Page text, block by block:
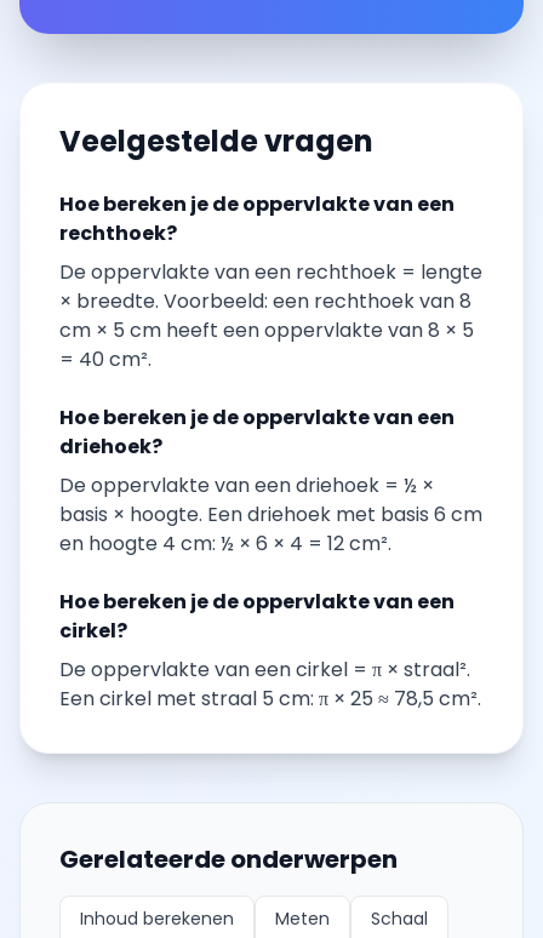
Veelgestelde vragen
Hoe bereken je de oppervlakte van een
rechthoek?
De oppervlakte van een rechthoek = lengte
× breedte. Voorbeeld: een rechthoek van 8
cm × 5 cm heeft een oppervlakte van 8 × 5
= 40 cm².
Hoe bereken je de oppervlakte van een
driehoek?
De oppervlakte van een driehoek = ½ ×
basis × hoogte. Een driehoek met basis 6 cm
en hoogte 4 cm: ½ × 6 × 4 = 12 cm².
Hoe bereken je de oppervlakte van een
cirkel?
De oppervlakte van een cirkel = π × straal².
Een cirkel met straal 5 cm: π × 25 ≈ 78,5 cm².
Gerelateerde onderwerpen
Inhoud berekenen Meten Schaal